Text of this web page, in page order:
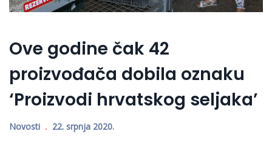
Ove godine čak 42
proizvođača dobila oznaku
‘Proizvodi hrvatskog seljaka’
Novosti 22. srpnja 2020.